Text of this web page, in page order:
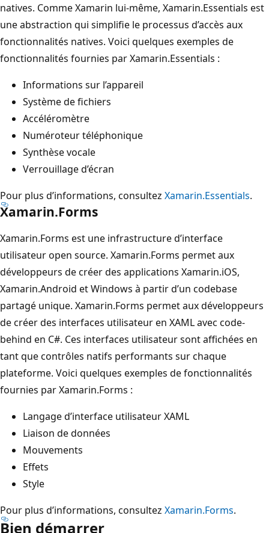
natives. Comme Xamarin lui-même, Xamarin.Essentials est
une abstraction qui simplifie le processus d’accès aux
fonctionnalités natives. Voici quelques exemples de
fonctionnalités fournies par Xamarin.Essentials :
Informations sur l’appareil
Système de fichiers
Accéléromètre
Numéroteur téléphonique
Synthèse vocale
Verrouillage d’écran
Pour plus d’informations, consultez Xamarin.Essentials.
Xamarin.Forms
Xamarin.Forms est une infrastructure d’interface
utilisateur open source. Xamarin.Forms permet aux
développeurs de créer des applications Xamarin.iOS,
Xamarin.Android et Windows à partir d’un codebase
partagé unique. Xamarin.Forms permet aux développeurs
de créer des interfaces utilisateur en XAML avec code-
behind en C#. Ces interfaces utilisateur sont affichées en
tant que contrôles natifs performants sur chaque
plateforme. Voici quelques exemples de fonctionnalités
fournies par Xamarin.Forms :
Langage d’interface utilisateur XAML
Liaison de données
Mouvements
Effets
Style
Pour plus d’informations, consultez Xamarin.Forms.
Bien démarrer